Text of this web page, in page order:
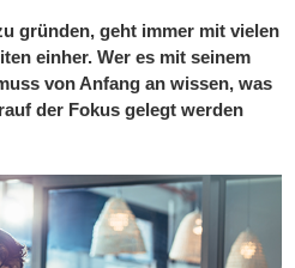
gründen, geht immer mit vielen
einher. Wer es mit seinem
von Anfang an wissen, was
der Fokus gelegt werden